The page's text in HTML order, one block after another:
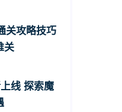
关攻略技巧
关
线 探索魔